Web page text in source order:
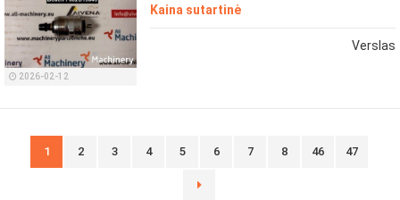
2026-02-12
Kaina sutartinė
Verslas
1 2 3 4 5 6 7 8 46 47